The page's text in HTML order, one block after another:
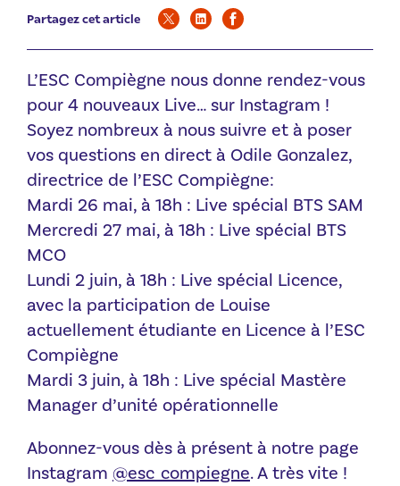
Partagez cet article
L’ESC Compiègne nous donne rendez-vous
pour 4 nouveaux Live… sur Instagram !
Soyez nombreux à nous suivre et à poser
vos questions en direct à Odile Gonzalez,
directrice de l’ESC Compiègne:
Mardi 26 mai, à 18h : Live spécial BTS SAM
Mercredi 27 mai, à 18h : Live spécial BTS
MCO
Lundi 2 juin, à 18h : Live spécial Licence,
avec la participation de Louise
actuellement étudiante en Licence à l’ESC
Compiègne
Mardi 3 juin, à 18h : Live spécial Mastère
Manager d’unité opérationnelle
Abonnez-vous dès à présent à notre page
Instagram @esc_compiegne. A très vite !